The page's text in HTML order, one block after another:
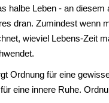
halbe Leben - an diesem
dran. Zumindest wenn
wieviel Lebens-Zeit
Ordnung für eine
eine innere Ruhe.